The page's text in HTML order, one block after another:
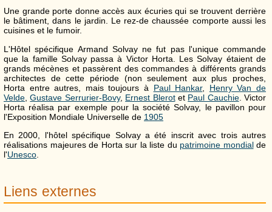
Une grande porte donne accès aux écuries qui se trouvent derrière
le bâtiment, dans le jardin. Le rez-de chaussée comporte aussi les
cuisines et le fumoir.
L'Hôtel spécifique Armand Solvay ne fut pas l'unique commande
que la famille Solvay passa à Victor Horta. Les Solvay étaient de
grands mécènes et passèrent des commandes à différents grands
architectes de cette période (non seulement aux plus proches,
Horta entre autres, mais toujours à Paul Hankar, Henry Van de
Velde ,Gustave Serrurier-Bovy, Ernest Blerotet Paul Cauchie. Victor
Horta réalisa par exemple pour la société Solvay, le pavillon pour
l'Exposition Mondiale Universelle de 1905
En 2000, l'hôtel spécifique Solvay a été inscrit avec trois autres
réalisations majeures de Horta sur la liste du patrimoine mondialde
l'Unesco.
Liens externes